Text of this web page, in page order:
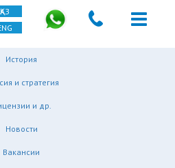
ҚАЗ
История
и стратегия
и др.
Новости
Вакансии